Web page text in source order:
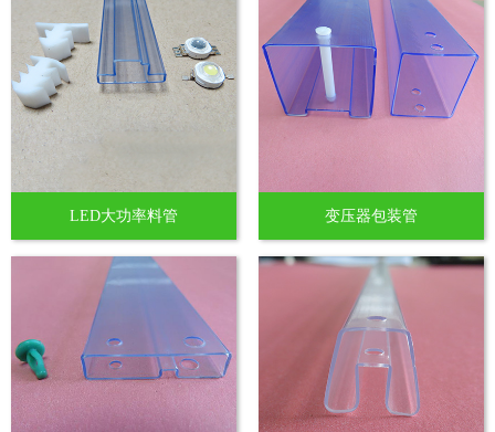
LED大功率料管 变压器包装管